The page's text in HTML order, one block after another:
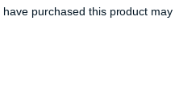
purchased this product may